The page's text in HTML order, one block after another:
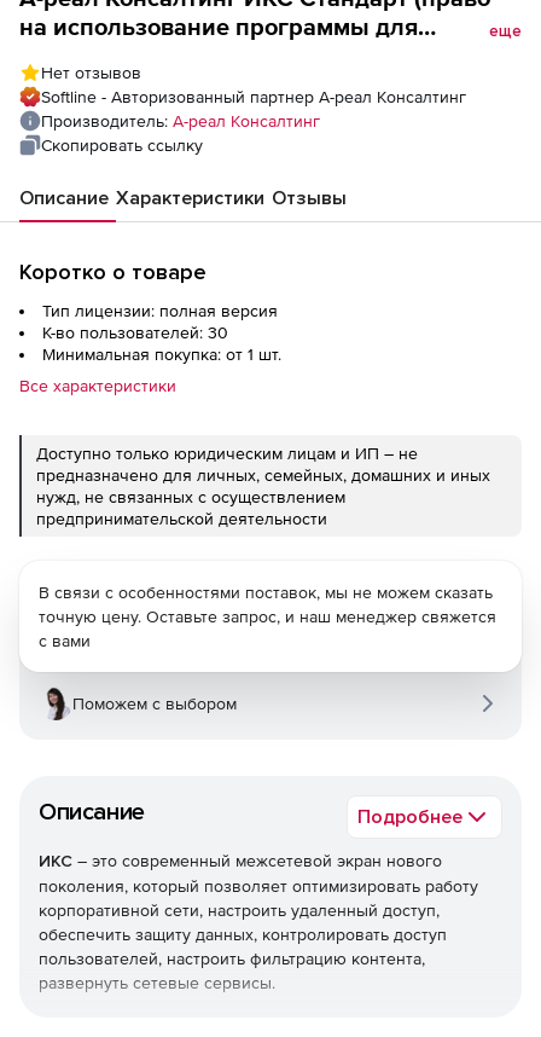
на использование программы для
пользователей
еще
Нет отзывов
Softline - Авторизованный партнер А-реал Консалтинг
Производитель: А-реал Консалтинг
Скопировать ссылку
Описание Характеристики Отзывы
Коротко о товаре
Тип лицензии: полная версия
К-во пользователей: 30
Минимальная покупка: от 1 шт.
Все характеристики
Доступно только юридическим лицам и ИП – не
предназначено для личных, семейных, домашних и иных
нужд, не связанных с осуществлением
предпринимательской деятельности
Описание Подробнее
ИКС – это современный межсетевой экран нового
поколения, который позволяет оптимизировать работу
корпоративной сети, настроить удаленный доступ,
обеспечить защиту данных, контролировать доступ
пользователей, настроить фильтрацию контента,
развернуть сетевые сервисы.
В связи с особенностями поставок, мы не можем сказать
точную цену. Оставьте запрос, и наш менеджер свяжется
с вами
Поможем с выбором